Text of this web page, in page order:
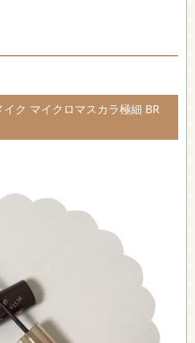
イク マイクロマスカラ極細 BR